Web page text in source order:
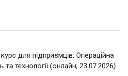
для підприємців: Операційна
та технології (онлайн, 23.07.2026)